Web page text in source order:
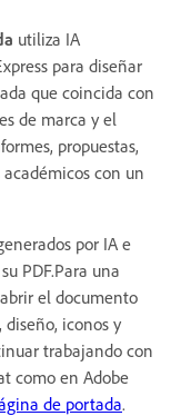
utiliza IA
para diseñar
que coincida con
de marca y el
propuestas,
con un
por IA e
PDF.Para una
el documento
diseño, iconos y
trabajando con
como en Adobe
de portada.